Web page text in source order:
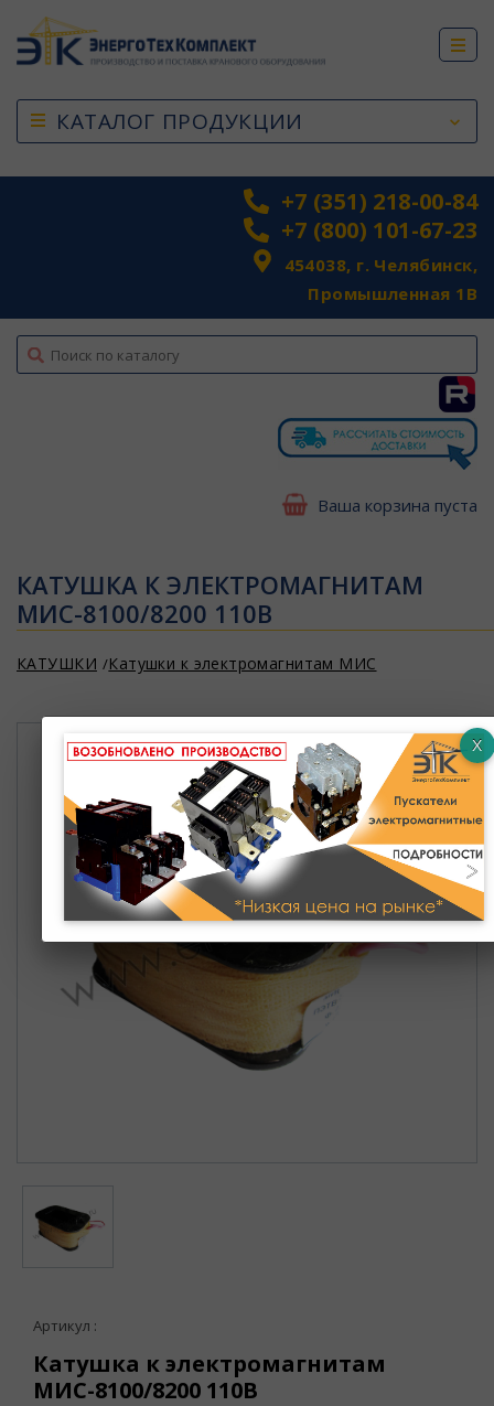
КАТАЛОГ ПРОДУКЦИИ
+7 (351) 218-00-84
+7 (800) 101-67-23
454038, г. Челябинск,
Промышленная 1В
top
Ваша корзина пуста
КАТУШКА К ЭЛЕКТРОМАГНИТАМ
МИС-8100/8200 110В
КАТУШКИ Катушки к электромагнитам МИС
Артикул :
Катушка к электромагнитам
МИС-8100/8200 110В